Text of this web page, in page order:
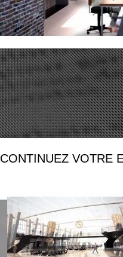
CONTINUEZ VOTRE